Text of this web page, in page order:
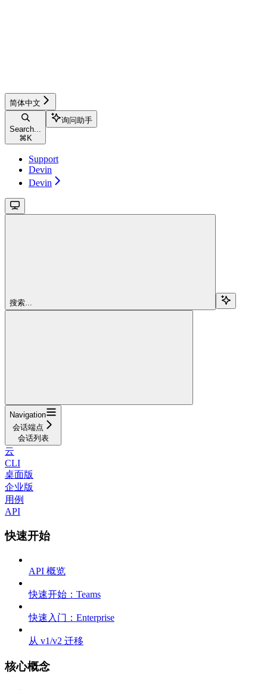
简体中文
Search...
⌘ K
询问助手
Support
Devin
Devin
搜索...
Navigation
会话端点
会话列表
云
CLI
桌面版
企业版
用例
API
快速开始
API 概览
快速开始：Teams
快速入门：Enterprise
从 v1/v2 迁移
核心概念